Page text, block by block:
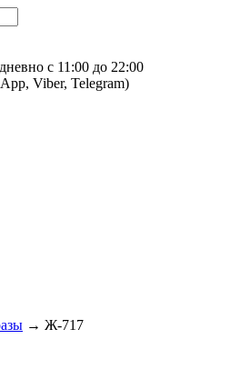
с 11:00 до 22:00
Viber, Telegram)
→ Ж-717